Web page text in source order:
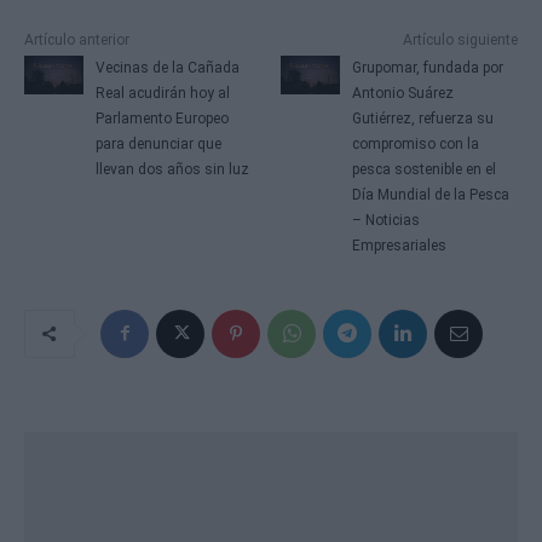
N
a
e
Artículo anterior
Vecinas de la Cañada
Real acudirán hoy al
Parlamento Europeo
para denunciar que
llevan dos años sin luz
Artículo siguiente
Grupomar, fundada por
Antonio Suárez
Gutiérrez, refuerza su
compromiso con la
pesca sostenible en el
Día Mundial de la Pesca
– Noticias
Empresariales